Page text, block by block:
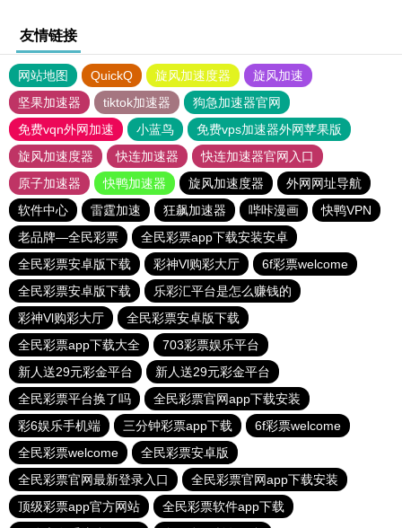
友情链接
网站地图 QuickQ 旋风加速度器
旋风加速
坚果加速器
tiktok加速器
狗急加速器官网
免费vqn外网加速
小蓝鸟
免费vps加速器外网苹果版
旋风加速度器
快连加速器
快连加速器官网入口
原子加速器
快鸭加速器 旋风加速度器
外网网址导航
软件中心
雷霆加速 狂飙加速器 哔咔漫画
快鸭VPN
老品牌—全民彩票
全民彩票app下载安装安卓
全民彩票安卓版下载
彩神Vl购彩大厅
6f彩票welcome
全民彩票安卓版下载
乐彩汇平台是怎么赚钱的
彩神Vl购彩大厅
全民彩票安卓版下载
全民彩票app下载大全
703彩票娱乐平台
新人送29元彩金平台
新人送29元彩金平台
全民彩票平台换了吗
全民彩票官网app下载安装
彩6娱乐手机端
三分钟彩票app下载
6f彩票welcome
全民彩票welcome
全民彩票安卓版
全民彩票官网最新登录入口
全民彩票官网app下载安装
顶级彩票app官方网站
全民彩票软件app下载